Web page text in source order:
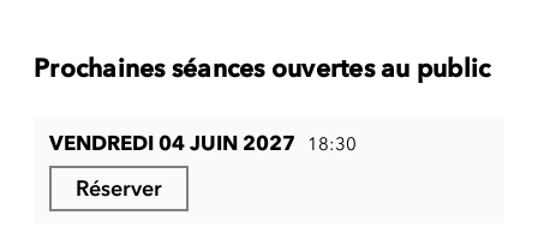
Prochaines séances ouvertes au public
VENDREDI 04 JUIN 2027 18:30
Réserver